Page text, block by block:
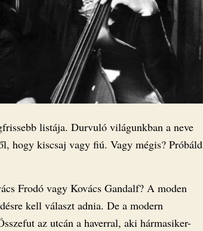
listája. Durvuló világunkban a neve
hogy kiscsaj vagy fiú. Vagy mégis? Próbáld
Frodó vagy Kovács Gandalf? A moden
kell választ adnia. De a modern
az utcán a haverral, aki hármasiker-